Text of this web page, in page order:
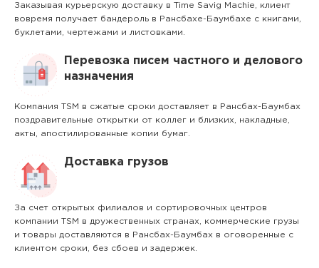
Заказывая курьерскую доставку в Time Savig Machie, клиент
вовремя получает бандероль в Рансбахе-Баумбахе с книгами,
буклетами, чертежами и листовками.
Перевозка писем частного и делового
назначения
Компания TSM в сжатые сроки доставляет в Рансбах-Баумбах
поздравительные открытки от коллег и близких, накладные,
акты, апостилированные копии бумаг.
Доставка грузов
За счет открытых филиалов и сортировочных центров
компании TSM в дружественных странах, коммерческие грузы
и товары доставляются в Рансбах-Баумбах в оговоренные с
клиентом сроки, без сбоев и задержек.